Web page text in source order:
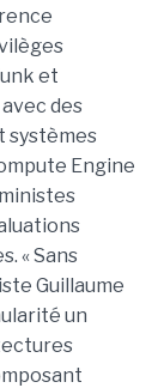
et
des
systèmes
Engine
« Sans
Guillaume
un